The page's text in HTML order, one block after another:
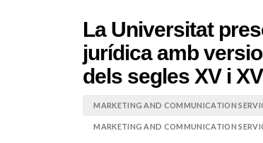
La Universitat
jurídica amb
dels segles XV i
MARKETING AND COMMUNICATION
MARKETING AND COMMUNICATION